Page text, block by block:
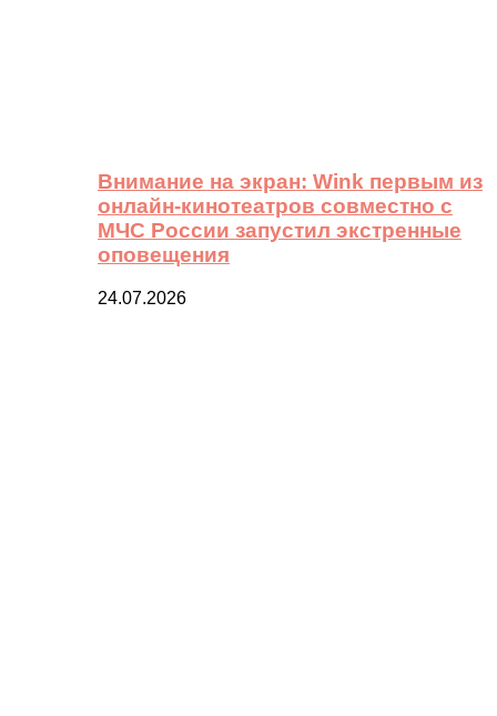
Внимание на экран: Wink первым из
онлайн-кинотеатров совместно с
МЧС России запустил экстренные
оповещения
24.07.2026